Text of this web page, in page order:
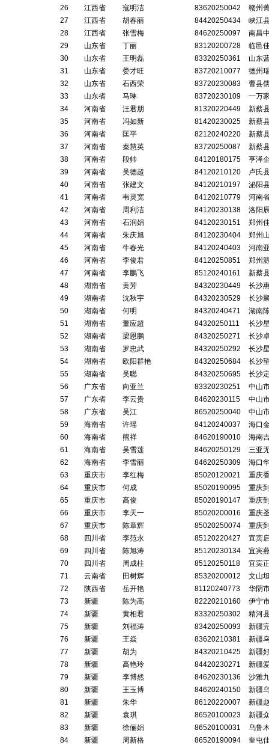
26
江西省 寇明洁 83620250042
赣州
27
江西省 胡春丽 84420250434
峡江
28
江西省 张雪梅 84620250097
南昌
29
山东省 丁丽 83120200728
临邑
30
山东省 王明磊 83320250361
山东
31
山东省 娄才旺 83720210077
德州
32
山东省 石西荣 83720230083
曹县
33
山东省 马琳 83720230109
一万
34
河南省 汪君朋 81320220449
新蔡
35
河南省 冯如新 81420230025
新蔡
36
河南省 匡平 82120240220
新蔡
37
河南省 秦慧英 83720250087
新蔡
38
河南省 段帅 84120180175
亨泽
39
河南省 吴德超 84120210120
卢氏
40
河南省 张建文 84120210197
泌阳
41
河南省 韦灵宽 84120210779
河南
42
河南省 周利洁 84120230138
洛阳
43
河南省 石润娟 84120230151
郑州
44
河南省 朱庆旭 84120230404
郑州
45
河南省 牛春光 84120240403
河南
46
河南省 李俊君 84120250851
郑州
47
河南省 李鹏飞 85120240161
新蔡
48
湖南省 黄芳 84320230449
长沙
49
湖南省 沈秋宇 84320230529
长沙
50
湖南省 何明 84320240471
湖南
51
湖南省 董应超 84320250111
长沙
52
湖南省 梁恩鹏 84320250271
长沙
53
湖南省 罗忠武 84320250292
长沙
54
湖南省 欧阳群艳 84320250684
长沙
55
湖南省 吴聪 84320250695
长沙
56
广东省 向亚兰 83320230251
中山
57
广东省 李云贵 84620230115
中山
58
广东省 吴江 86520250040
中山
59
海南省 许瑶 84120240037
海口
60
海南省 熊祥 84620190010
海南
61
海南省 吴雪莲 84620250129
三亚
62
海南省 李雪丽 84620250309
海口
63
重庆市 李红梅 85020120021
重庆
64
重庆市 何成 85020190095
重庆
65
重庆市 高俊 85020190147
重庆
66
重庆市 李天一 85020200016
重庆
67
重庆市 陈章辉 85020250074
重庆
68
四川省 李范永 85120220427
宜宾
69
四川省 陈旭涛 85120230134
宜宾
70
四川省 周成柱 85120250118
宜宾
71
云南省 田树辉 85320200012
文山
72
陕西省 岳开艳 81120240773
华阴
73
新疆 陈为高 82220210160
伊宁
74
新疆 黄相君 83320250302
精河
75
新疆 刘福涛 83420250093
新疆
76
新疆 王焱 83620210381
新疆
77
新疆 胡为 84320210425
新疆
78
新疆 高艳玲 84420230271
新疆
79
新疆 李博然 84620230136
沙雅
80
新疆 王玉博 84620240150
新疆
81
新疆 朱华 86120220007
新疆
82
新疆 袁琪 86520100023
新疆
83
新疆 徐俪娟 86520100031
乌鲁
84
新疆 周新格 86520190094
奎屯